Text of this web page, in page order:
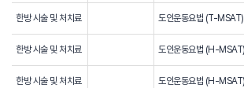
한방 시술 및 처치료 도인운동요법 (T-
한방 시술 및 처치료 도인운동요법 (H-
한방 시술 및 처치료 도인운동요법 (H-